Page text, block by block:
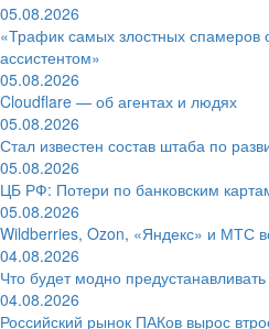
05.08.2026
«Трафик самых злостных спамеров
ассистентом»
05.08.2026
Cloudflare — об агентах и людях
05.08.2026
Стал известен состав штаба по
05.08.2026
ЦБ РФ: Потери по банковским
05.08.2026
Wildberries, Ozon, «Яндекс» и МТС
04.08.2026
Что будет модно
04.08.2026
Российский рынок ПАКов вырос